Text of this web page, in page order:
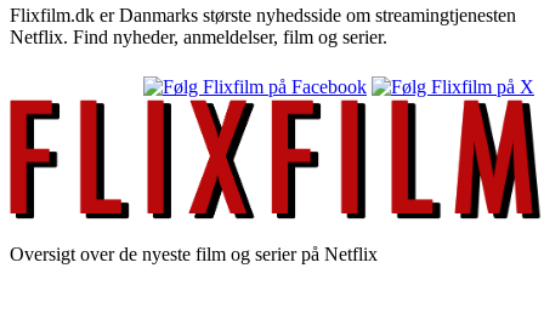
Flixfilm.dk er Danmarks største nyhedsside om streamingtjenesten
Netflix. Find nyheder, anmeldelser, film og serier.
Oversigt over de nyeste film og serier på Netflix